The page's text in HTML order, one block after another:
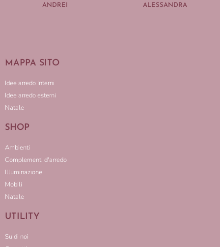
ANDREI ALESSANDRA
MAPPA SITO
Idee arredo Interni
Idee arredo esterni
Natale
SHOP
Ambienti
Complementi d'arredo
Illuminazione
Mobili
Natale
UTILITY
Su di noi